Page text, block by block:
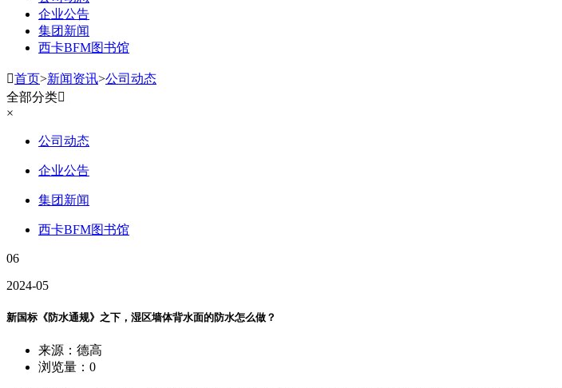
企业公告
集团新闻
西卡BFM图书馆
首页>新闻资讯>公司动态
全部分类
×
公司动态
企业公告
集团新闻
西卡BFM图书馆
06
2024-05
新国标《防水通规》之下，湿区墙体背水面的防水怎么做？
来源：德高
浏览量： 0